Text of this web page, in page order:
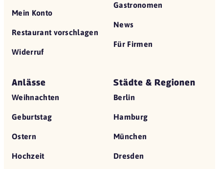
Mein Konto
Restaurant vorschlagen
Widerruf
Gastronomen
News
Für Firmen
Anlässe
Weihnachten
Geburtstag
Ostern
Hochzeit
Städte & Regionen
Berlin
Hamburg
München
Dresden